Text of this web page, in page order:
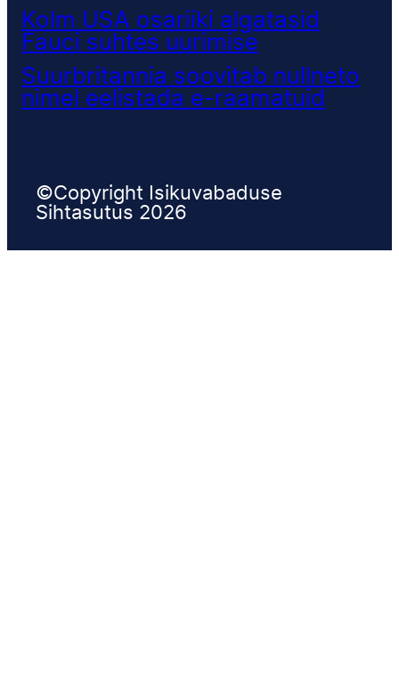
Kolm USA osariiki algatasid
Fauci suhtes uurimise
Suurbritannia soovitab nullneto
nimel eelistada e-raamatuid
©Copyright Isikuvabaduse
Sihtasutus 2026